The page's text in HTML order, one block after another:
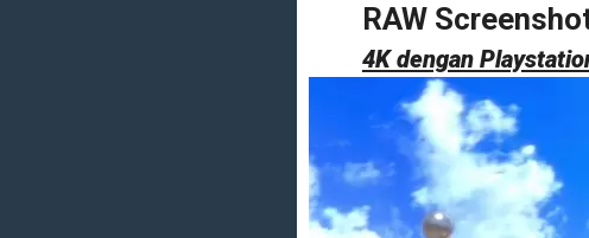
RAW
4K dengan